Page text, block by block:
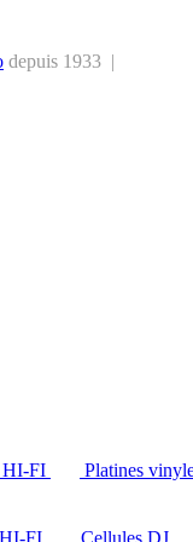
depuis 1933 |
HI-FI Platines
FI Cellules DJ